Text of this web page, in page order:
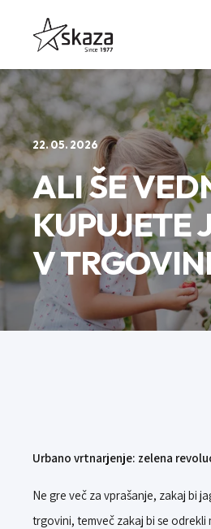
22. 05. 2026
ALI ŠE
KUPUJETE
V
Urbano vrtnarjenje: zelena
Ne gre več za vprašanje, zakaj bi
trgovini, temveč zakaj bi se odrekli